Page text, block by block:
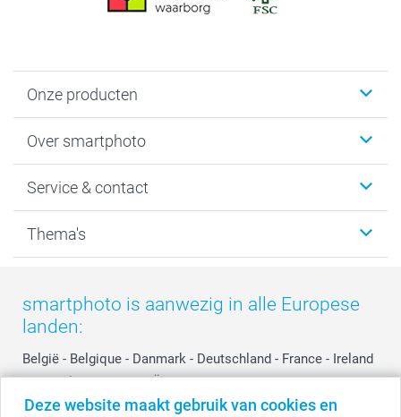
Deze website maakt gebruik van cookies en
Onze producten
Fotoboeken
Fotocadeaus
Kaarten
Over smartphoto
Vacatures
Bestelproces
Privacy
Cookiebeleid
Reviews
Prijslijst
Investor Relations
Service & contact
Tevredenheidsgarantie
smartbonus
smartfriends
service@smartphoto.nl
Affiliate partnerprogramma
Partnerships
Thema's
Moederdag
Vaderdag
Huwelijk
smartphoto is aanwezig in alle Europese
landen:
België - Belgique - Danmark - Deutschland - France - Ireland
- Nederland - Norge - Österreich - Schweiz - Suisse -
Switzerland - Suomi - Sverige - United Kingdom -